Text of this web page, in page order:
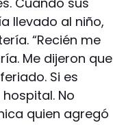
llevado al niño,
“Recién me
Me dijeron que
Si es
No
quien agregó